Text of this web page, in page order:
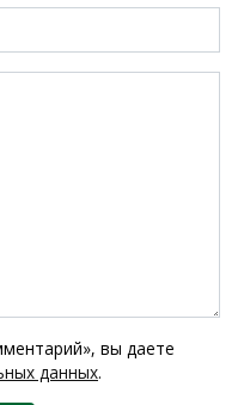
вы даете
данных.